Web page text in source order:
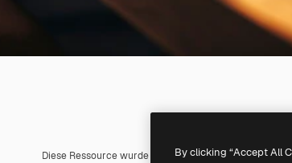
Diese Ressource wurde mit KIerstellt. Du kannst
By clicking “Accept All